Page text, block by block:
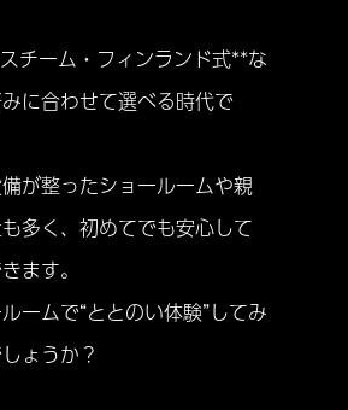
チーム・フィンランド式**な
に合わせて選べる時代で
が整ったショールームや親
多く、初めてでも安心して
ます。
ームで“ととのい体験”してみ
ょうか？